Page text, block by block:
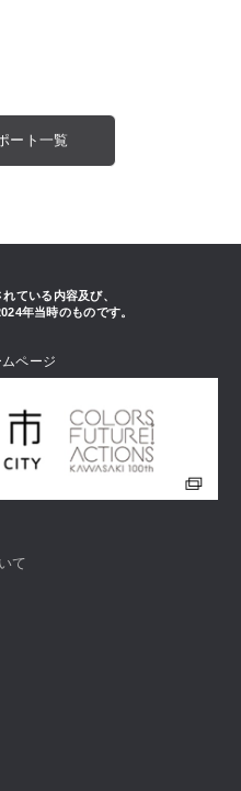
ート一覧
ている内容及び、
年当時のものです。
ページ
て